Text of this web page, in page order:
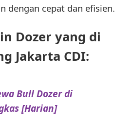
dengan cepat dan efisien.
Dozer yang di
Jakarta CDI:
Bull Dozer di
[Harian]